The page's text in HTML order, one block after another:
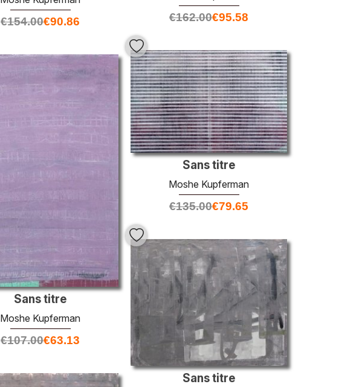
€162.00€95.58
€154.00€90.86
Sans titre
Moshe Kupferman
€135.00€79.65
Sans titre
Moshe Kupferman
€107.00€63.13
Sans titre